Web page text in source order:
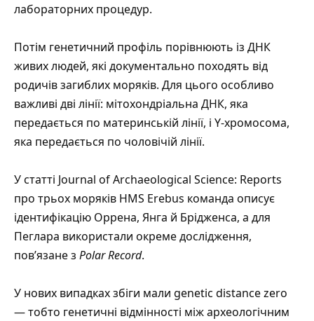
лабораторних процедур.
Потім генетичний профіль порівнюють із ДНК
живих людей, які документально походять від
родичів загиблих моряків. Для цього особливо
важливі дві лінії: мітохондріальна ДНК, яка
передається по материнській лінії, і Y-хромосома,
яка передається по чоловічій лінії.
Устатті Journal of Archaeological Science: Reports
про трьох моряків HMS Erebus команда описує
ідентифікацію Оррена, Янга й Брідженса, а для
Пеглара використали окреме дослідження,
пов’язане з Polar Record.
У нових випадках збіги мали genetic distance zero
— тобто генетичні відмінності між археологічним